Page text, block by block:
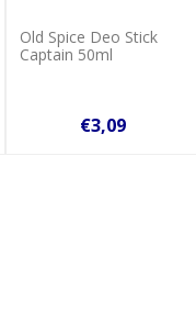
Old Spice Deo Stick
Captain 50ml
€3,09